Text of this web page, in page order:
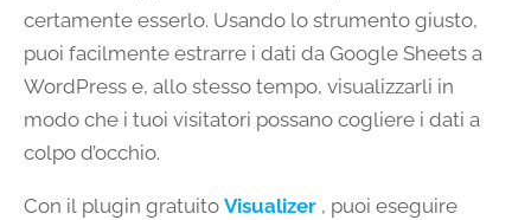
certamente esserlo. Usando lo strumento giusto,
puoi facilmente estrarre i dati da Google Sheets a
WordPress e, allo stesso tempo, visualizzarli in
modo che i tuoi visitatori possano cogliere i dati a
colpo d’occhio.
Con il plugin gratuito Visualizer , puoi eseguire